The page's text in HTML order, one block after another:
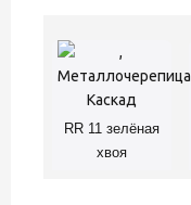
RR 11 зелёная
хвоя